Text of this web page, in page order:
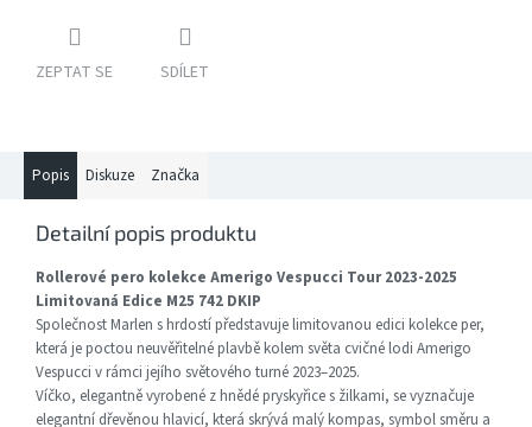
ZEPTAT SE SDÍLET
Popis Diskuze Značka
Detailní popis produktu
Rollerové pero kolekce Amerigo Vespucci Tour 2023-2025
Limitovaná Edice M25 742 DKIP
Společnost Marlen s hrdostí představuje limitovanou edici kolekce per,
která je poctou neuvěřitelné plavbě kolem světa cvičné lodi Amerigo
Vespucci v rámci jejího světového turné 2023–2025.
Víčko, elegantně vyrobené z hnědé pryskyřice s žilkami, se vyznačuje
elegantní dřevěnou hlavicí, která skrývá malý kompas, symbol směru a